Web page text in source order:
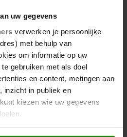
uw gegevens
verwerken je persoonlijke
met behulp van
om informatie op uw
gebruiken met als doel
en content, metingen aan
inzicht in publiek en
kiezen wie uw gegevens
TOCH OP
formele rol spelen tijdens